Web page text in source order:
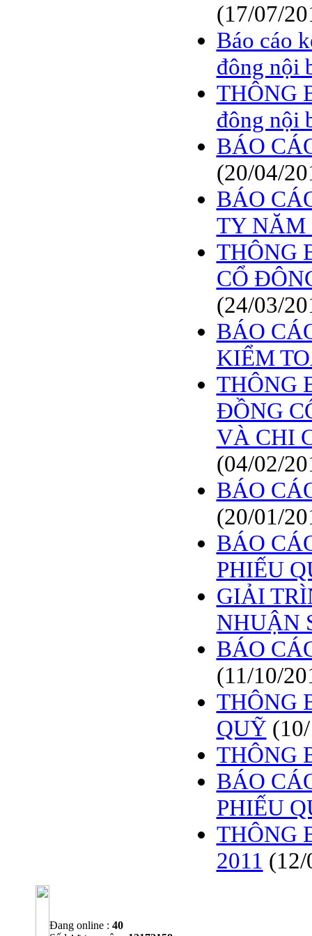
(17/07/
Báo cáo
đông nội
THÔNG
đông nội
BÁO
(20/04/
BÁO
TY NĂM
THÔNG
CỔ
(24/03/
BÁO
KIỂM
THÔNG
ĐỒNG
VÀ CHI
(04/02/
BÁO
(20/01/
BÁO
PHIẾU
GIẢI
NHUẬN
BÁO
(11/10/
THÔNG
QUỸ
THÔNG
BÁO
PHIẾU
THÔNG
2011 (12/
Đang online : 40